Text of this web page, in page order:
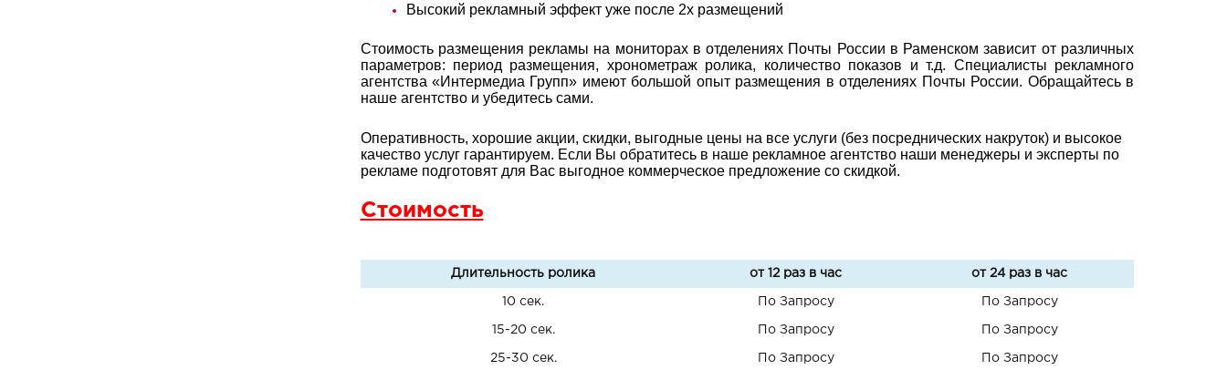
Высокий рекламный эффект уже после 2х размещений
Стоимость размещения рекламы на мониторах в отделениях Почты России в Раменском зависит от различных
параметров: период размещения, хронометраж ролика, количество показов и т.д. Специалисты рекламного
агентства «Интермедиа Групп» имеют большой опыт размещения в отделениях Почты России. Обращайтесь в
наше агентство и убедитесь сами.
Оперативность, хорошие акции, скидки, выгодные цены на все услуги (без посреднических накруток) и высокое
качество услуг гарантируем. Если Вы обратитесь в наше рекламное агентство наши менеджеры и эксперты по
рекламе подготовят для Вас выгодное коммерческое предложение со скидкой.
Стоимость
Длительность ролика от 12 раз в час от 24 раз в час
10 сек. По Запросу По Запросу
15-20 сек. По Запросу По Запросу
25-30 сек. По Запросу По Запросу